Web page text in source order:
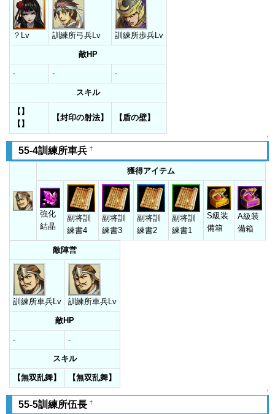
？Lv 訓練所弓兵Lv 訓練所歩兵Lv
敵HP
- - -
スキル
【】
【】
【封印の射法】 【盾の壁】
↑
55-4訓練所車兵 †
獲得アイテム
強化
結晶
副将訓
練書4
副将訓
練書3
副将訓
練書2
副将訓
練書1
S級装
備箱
A級装
備箱
敵陣営
訓練所車兵Lv 訓練所車兵Lv
敵HP
- -
スキル
【無双乱舞】 【無双乱舞】
↑
55-5訓練所伍長 †